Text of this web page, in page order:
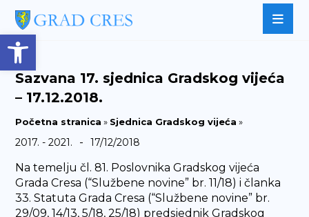
Open toolbar
Sazvana 17. sjednica Gradskog vijeća
– 17.12.2018.
Početna stranica » Sjednica Gradskog vijeća »
2017. - 2021. - 17/12/2018
Na temelju čl. 81. Poslovnika Gradskog vijeća
Grada Cresa (“Službene novine” br. 11/18) i članka
33. Statuta Grada Cresa (“Službene novine” br.
29/09, 14/13, 5/18, 25/18) predsjednik Gradskog